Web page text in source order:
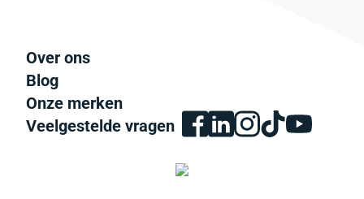
Over ons
Blog
Onze merken
Veelgestelde vragen